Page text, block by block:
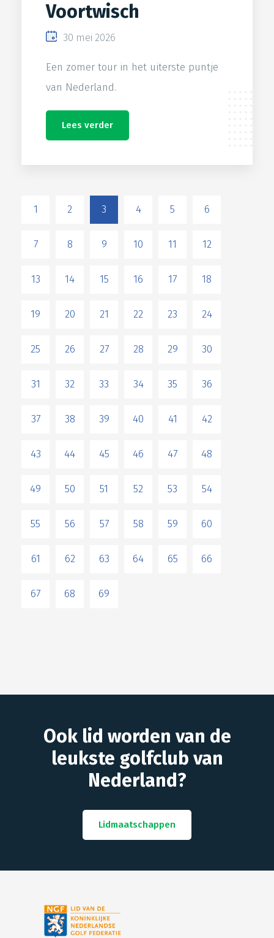
Voortwisch
30 mei 2026
Een zomer tour in het uiterste puntje
van Nederland.
Lees verder
1 2 3 4 5 6
7 8 9 10 11 12
13 14 15 16 17 18
19 20 21 22 23 24
25 26 27 28 29 30
31 32 33 34 35 36
37 38 39 40 41 42
43 44 45 46 47 48
49 50 51 52 53 54
55 56 57 58 59 60
61 62 63 64 65 66
67 68 69
Ook lid worden van de
leukste golfclub van
Nederland?
Lidmaatschappen